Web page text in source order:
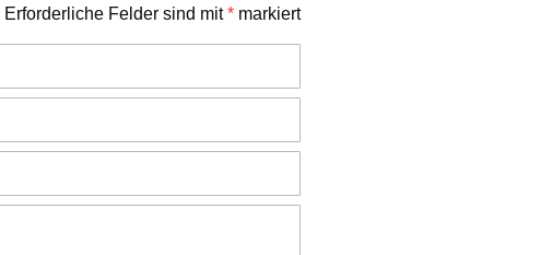
Erforderliche Felder sind mit* markiert